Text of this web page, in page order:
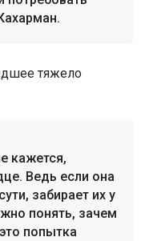
тяжело
кажется,
Ведь если она
забирает их у
понять, зачем
попытка